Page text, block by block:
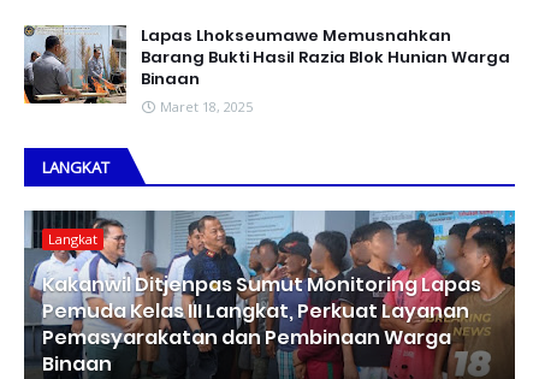
Lapas Lhokseumawe Memusnahkan
Barang Bukti Hasil Razia Blok Hunian Warga
Binaan
Maret 18, 2025
LANGKAT
Langkat
Kakanwil Ditjenpas Sumut Monitoring Lapas
Pemuda Kelas III Langkat, Perkuat Layanan
Pemasyarakatan dan Pembinaan Warga
Binaan